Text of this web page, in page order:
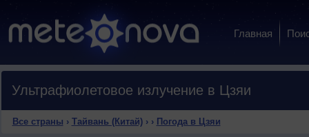
Главная
Ультрафиолетовое излучение в Цзяи
Все страны › Тайвань (Китай)› › Погода в Цзяи